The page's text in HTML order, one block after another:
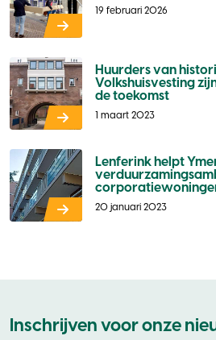
19 februari 2026
Huurders van
Volkshuisvesting
de toekomst
1 maart 2023
Lenferink helpt
20 januari 2023
Inschrijven voor onze